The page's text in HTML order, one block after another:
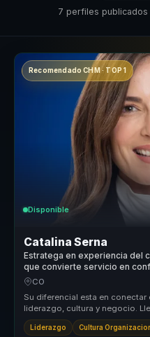
7 perfiles publicados
Recomendado CHM · TOP 1
Disponible
Catalina Serna
Estratega en experiencia del
que convierte servicio en
empresas.
CO
Su diferencial esta en
liderazgo, cultura y negocio.
servicio tra...
Liderazgo Cultura